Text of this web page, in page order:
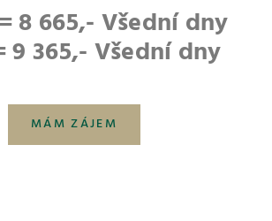
8 665,- Všední dny
9 365,- Všední dny
MÁM ZÁJEM